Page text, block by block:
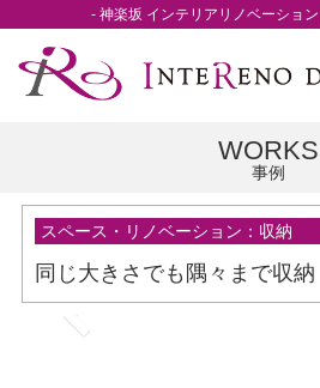
- 神楽坂 インテリアリノベーショ
WORKS
事例
スペース・リノベーション：収納
同じ大きさでも隅々まで収納